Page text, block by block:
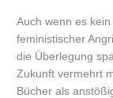
Auch wenn es
feministischer
die Überlegung
Zukunft vermehrt
Bücher als